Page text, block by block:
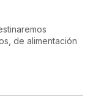
de alimentación